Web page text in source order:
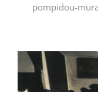
pompidou-